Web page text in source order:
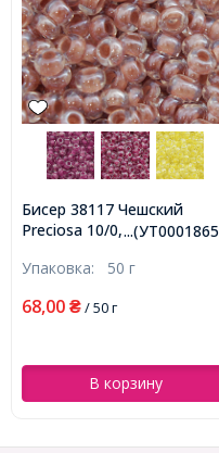
Бисер 38117 Чешский
Preciosa 10/0, Прозрачный
Коричневый, Круглый,
Упаковка: 50 г
68,00 ₴/ 50 г
В корзину